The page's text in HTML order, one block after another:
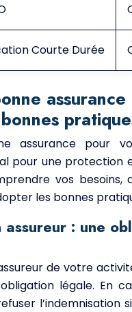
Courte Durée
assurance pour
pour une protection
vos besoins,
les bonnes
assureur : une
de votre
légale. En
l’indemnisation